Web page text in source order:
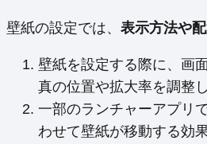
壁紙の設定では、 表示方法や
壁紙を設定する際に、画
真の位置や拡大率を調整し
一部のランチャーアプリ
わせて壁紙が移動する効